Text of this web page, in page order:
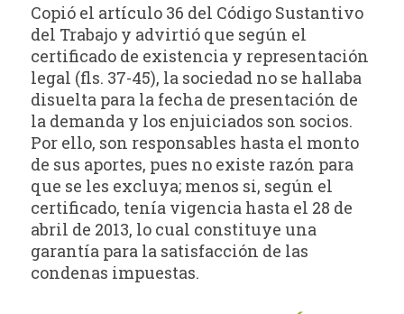
Copió el artículo 36 del Código Sustantivo
del Trabajo y advirtió que según el
certificado de existencia y representación
legal (fls. 37-45), la sociedad no se hallaba
disuelta para la fecha de presentación de
la demanda y los enjuiciados son socios.
Por ello, son responsables hasta el monto
de sus aportes, pues no existe razón para
que se les excluya; menos si, según el
certificado, tenía vigencia hasta el 28 de
abril de 2013, lo cual constituye una
garantía para la satisfacción de las
condenas impuestas.